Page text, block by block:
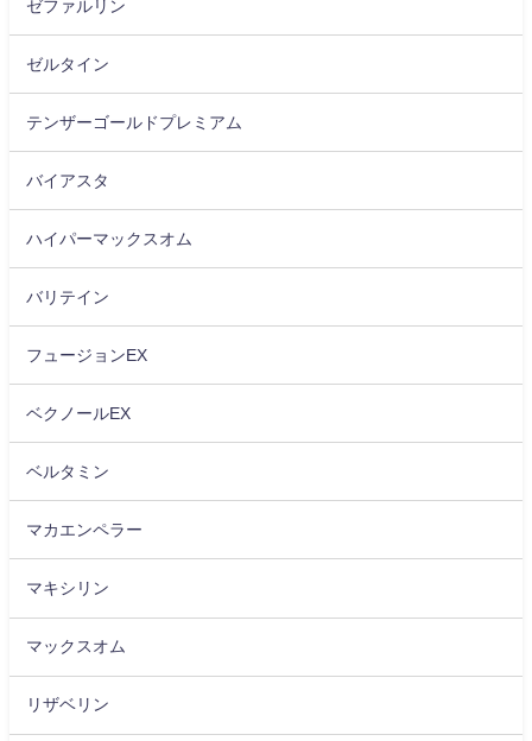
ゼファルリン
ゼルタイン
テンザーゴールドプレミアム
バイアスタ
ハイパーマックスオム
バリテイン
フュージョンEX
ベクノールEX
ベルタミン
マカエンペラー
マキシリン
マックスオム
リザベリン